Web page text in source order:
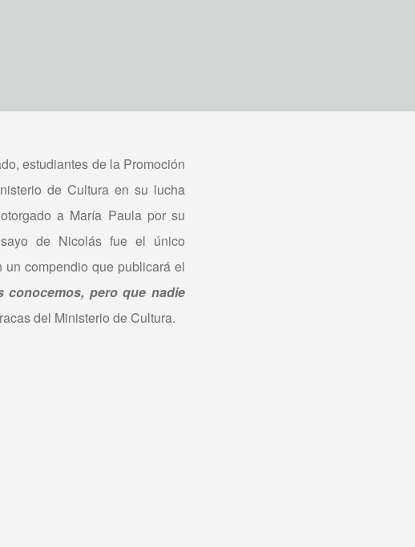
estudiantes de la Promoción
de Cultura en su lucha
a María Paula por su
de Nicolás fue el único
compendio que publicará el
conocemos, pero que nadie
del Ministerio de Cultura.